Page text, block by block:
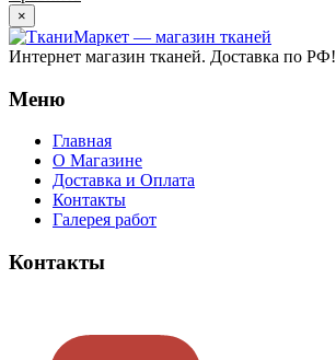
×
Интернет магазин тканей. Доставка по РФ!
Меню
Главная
О Магазине
Доставка и Оплата
Контакты
Галерея работ
Контакты